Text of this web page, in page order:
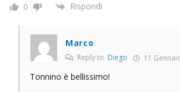
0 Rispondi
Marco
Reply to Diego 11
Tonnino è bellissimo!